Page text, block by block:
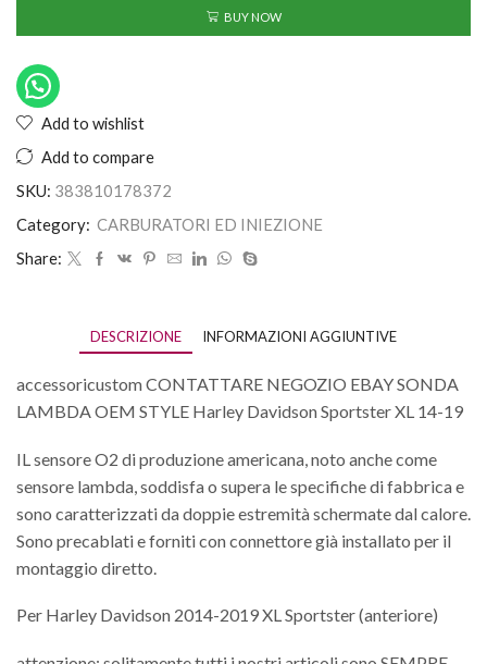
BUY NOW
Add to wishlist
Add to compare
SKU: 383810178372
Category: CARBURATORI ED INIEZIONE
Share:
DESCRIZIONE INFORMAZIONI AGGIUNTIVE
accessoricustom CONTATTARE NEGOZIO EBAY SONDA
LAMBDA OEM STYLE Harley Davidson Sportster XL 14-19
IL sensore O2 di produzione americana, noto anche come
sensore lambda, soddisfa o supera le specifiche di fabbrica e
sono caratterizzati da doppie estremità schermate dal calore.
Sono precablati e forniti con connettore già installato per il
montaggio diretto.
Per Harley Davidson 2014-2019 XL Sportster (anteriore)